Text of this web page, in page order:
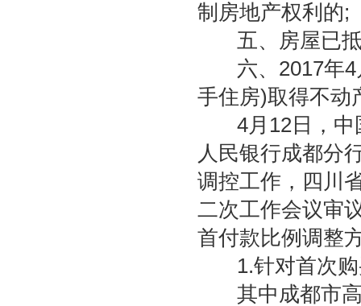
制房地产权利的;
五、房屋已抵
六、2017年4
手住房)取得不动
4月12日，中
人民银行成都分
调控工作，四川
二次工作会议审
首付款比例调整
1.针对首次购
其中成都市高